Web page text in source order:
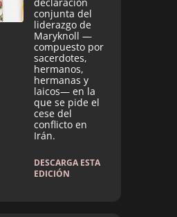
conjunta del
liderazgo de
Maryknoll —
compuesto por
sacerdotes,
hermanos,
hermanas y
laicos— en la
que se pide el
cese del
conflicto en
Irán.
DESCARGA ESTA
EDICIÓN